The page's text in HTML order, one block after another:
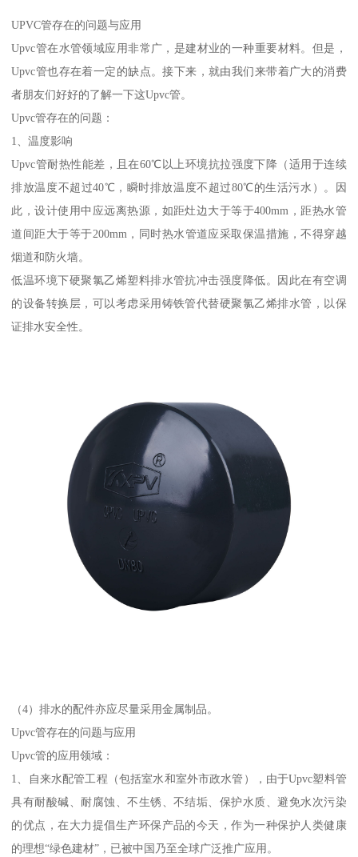
UPVC管存在的问题与应用
Upvc管在水管领域应用非常广，是建材业的一种重要材料。但是，
Upvc管也存在着一定的缺点。接下来，就由我们来带着广大的消费
者朋友们好好的了解一下这Upvc管。
Upvc管存在的问题：
1、温度影响
Upvc管耐热性能差，且在60℃以上环境抗拉强度下降（适用于连续
排放温度不超过40℃，瞬时排放温度不超过80℃的生活污水）。因
此，设计使用中应远离热源，如距灶边大于等于400mm，距热水管
道间距大于等于200mm，同时热水管道应采取保温措施，不得穿越
烟道和防火墙。
低温环境下硬聚氯乙烯塑料排水管抗冲击强度降低。因此在有空调
的设备转换层，可以考虑采用铸铁管代替硬聚氯乙烯排水管，以保
证排水安全性。
（4）排水的配件亦应尽量采用金属制品。
Upvc管存在的问题与应用
Upvc管的应用领域：
1、自来水配管工程（包括室水和室外市政水管），由于Upvc塑料管
具有耐酸碱、耐腐蚀、不生锈、不结垢、保护水质、避免水次污染
的优点，在大力提倡生产环保产品的今天，作为一种保护人类健康
的理想“绿色建材”，已被中国乃至全球广泛推广应用。